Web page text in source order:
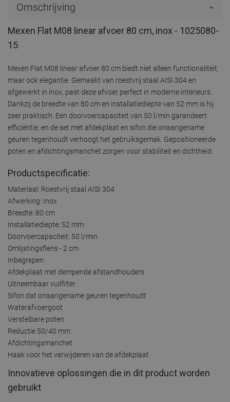
Omschrijving
Mexen Flat M08 linear afvoer 80 cm, inox - 1025080-
15
Mexen Flat M08 linear afvoer 80 cm biedt niet alleen functionaliteit,
maar ook elegantie. Gemaakt van roestvrij staal AISI 304 en
afgewerkt in inox, past deze afvoer perfect in moderne interieurs.
Dankzij de breedte van 80 cm en installatiediepte van 52 mm is hij
zeer praktisch. Een doorvoercapaciteit van 50 l/min garandeert
efficiëntie, en de set met afdekplaat en sifon die onaangename
geuren tegenhoudt verhoogt het gebruiksgemak. Gepositioneerde
poten en afdichtingsmanchet zorgen voor stabiliteit en dichtheid.
Productspecificatie:
Materiaal: Roestvrij staal AISI 304
Afwerking: Inox
Breedte: 80 cm
Installatiediepte: 52 mm
Doorvoercapaciteit: 50 l/min
Omlijstingsflens - 2 cm
Inbegrepen:
Afdekplaat met dempende afstandhouders
Uitneembaar vuilfilter
Sifon dat onaangename geuren tegenhoudt
Waterafvoergoot
Verstelbare poten
Reductie 50/40 mm
Afdichtingsmanchet
Haak voor het verwijderen van de afdekplaat
Innovatieve oplossingen die in dit product worden
gebruikt